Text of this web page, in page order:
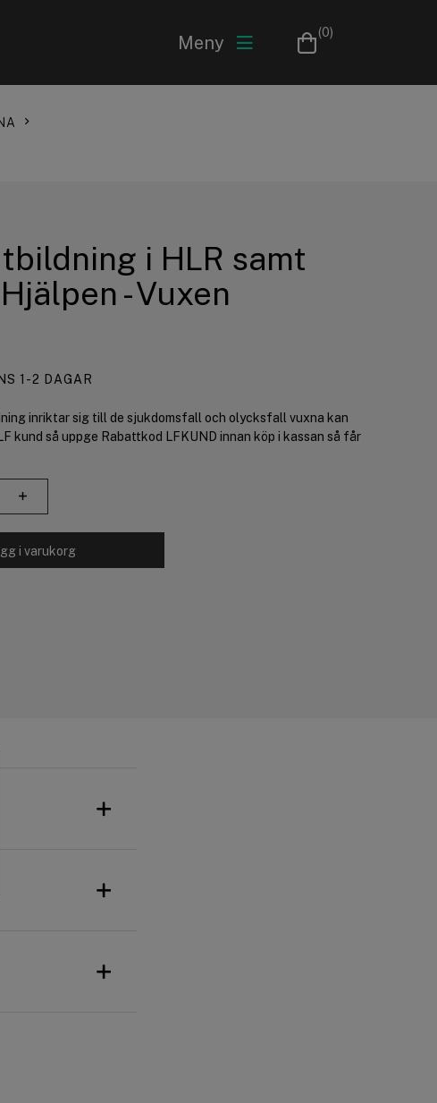
Meny
(0)
i HLR samt
- Vuxen
1-2 DAGAR
inriktar sig till de sjukdomsfall och olycksfall vuxna kan
kund så uppge Rabattkod LFKUND innan köp i kassan så får
i varukorg